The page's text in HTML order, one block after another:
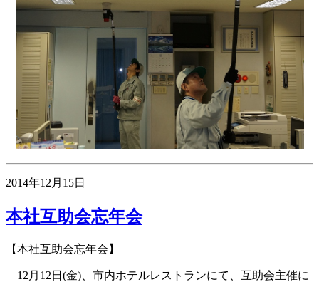
2014年12月15日
本社互助会忘年会
【本社互助会忘年会】
12月12日(金)、市内ホテルレストランにて、互助会主催に